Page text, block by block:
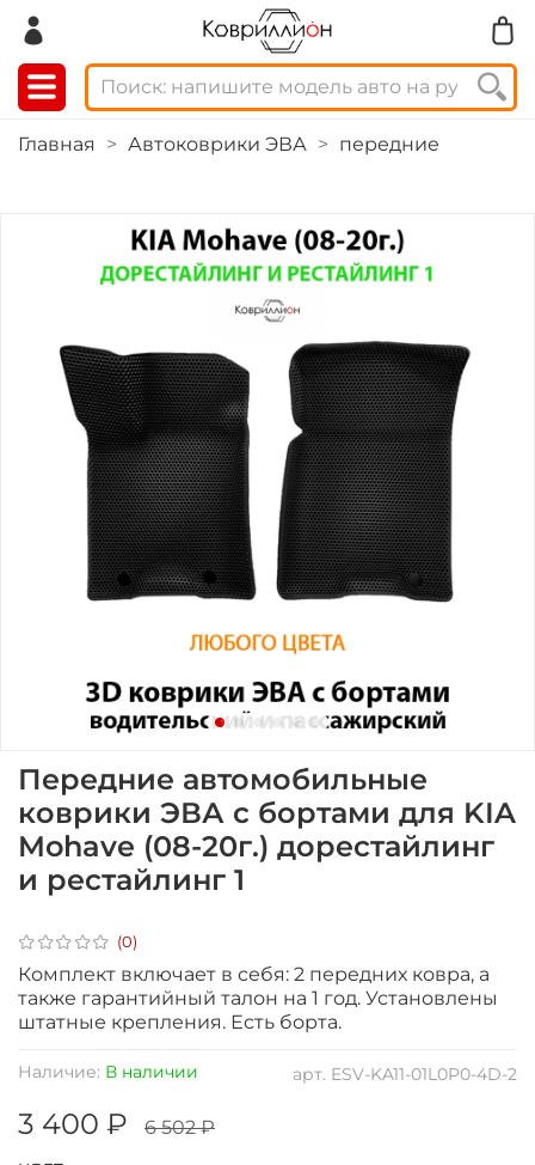
Главная Автоковрики ЭВА передние
(0)
арт. ESV-KA11-01L0P0-4D-2
Наличие: В наличии
Передние автомобильные
коврики ЭВА с бортами для KIA
Mohave (08-20г.) дорестайлинг
и рестайлинг 1
3 400 ₽ 6 502 ₽
Комплект включает в себя: 2 передних ковра, а
также гарантийный талон на 1 год. Установлены
штатные крепления. Есть борта.